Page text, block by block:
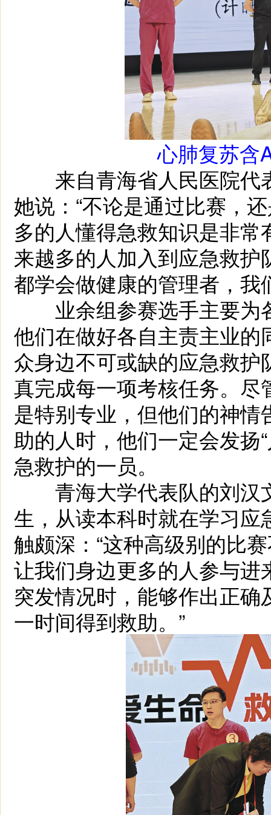
心肺复苏含
来自青海省人民医院代
她说：“不论是通过比赛，
多的人懂得急救知识是非
来越多的人加入到应急救
都学会做健康的管理者，我
业余组参赛选手主要为
他们在做好各自主责主业
众身边不可或缺的应急救
真完成每一项考核任务。
是特别专业，但他们的神
助的人时，他们一定会发扬
急救护的一员。
青海大学代表队的刘汉
生，从读本科时就在学习
触颇深：“这种高级别的比
让我们身边更多的人参与
突发情况时，能够作出正
一时间得到救助。”